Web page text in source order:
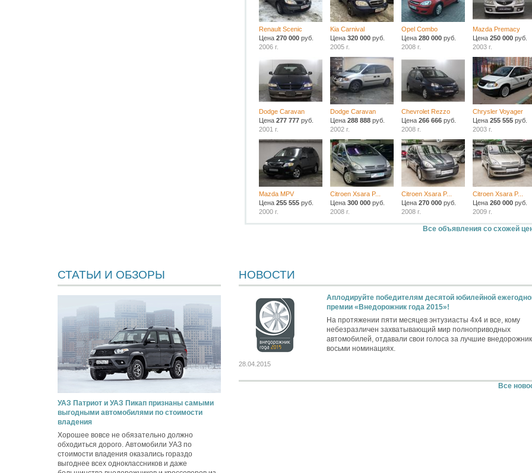
Renault Scenic
Цена270 000 руб.
2006 г.
Kia Carnival
Цена320 000 руб.
2005 г.
Opel Combo
Цена 280 000руб.
2008 г.
Mazda Premacy
Цена 250 000руб.
2003 г.
Dodge Caravan
Цена277 777 руб.
2001 г.
Dodge Caravan
Цена288 888 руб.
2002 г.
Chevrolet Rezzo
Цена 266 666руб.
2008 г.
Chrysler Voyager
Цена 255 555руб.
2003 г.
Mazda MPV
Цена255 555 руб.
2000 г.
Citroen Xsara P...
Цена300 000 руб.
2008 г.
Citroen Xsara P...
Цена 270 000руб.
2008 г.
Citroen Xsara P...
Цена 260 000руб.
2009 г.
Все объявления со схожей
СТАТЬИ И ОБЗОРЫ
УАЗ Патриот и УАЗ Пикап признаны самыми
выгодными автомобилями по стоимости
владения
Хорошее вовсе не обязательно должно
обходиться дорого. Автомобили УАЗ по
стоимости владения оказались гораздо
выгоднее всех одноклассников и даже
НОВОСТИ
Аплодируйте победителям десятой юбилейной
премии «Внедорожник года 2015»!
На протяжении пяти месяцев энтузиасты 4х4 и все, кому
небезразличен захватывающий мир полноприводных
автомобилей, отдавали свои голоса за лучшие
восьми номинациях.
28.04.2015
Все